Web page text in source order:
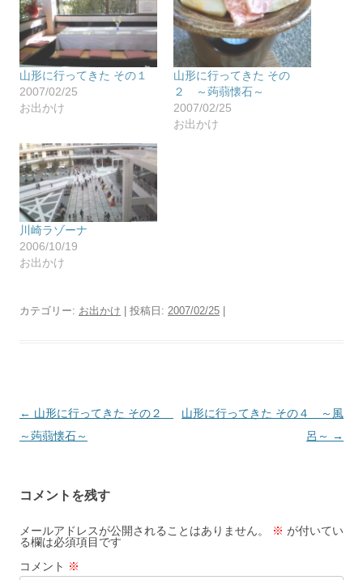
山形に行ってきた その１
2007/02/25
お出かけ
山形に行ってきた その
２ ～蒟蒻懐石～
2007/02/25
お出かけ
川崎ラゾーナ
2006/10/19
お出かけ
カテゴリー: お出かけ | 投稿日: 2007/02/25
投
稿
ゲ
ー
シ
ョ
← 山形に行ってきた その２
～蒟蒻懐石～
山形に行ってきた その４ ～風
呂～ →
コメントを残す
メールアドレスが公開されることはありません。 ※ が付いてい
る欄は必須項目です
コメント ※